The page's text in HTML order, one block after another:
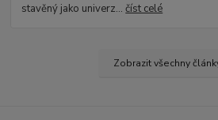
stavěný jako univerz...číst celé
Zobrazit všechny